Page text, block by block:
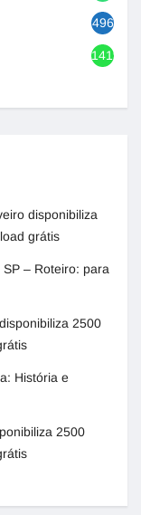
496
1419
disponibiliza
grátis
– Roteiro: para
2500
História e
2500